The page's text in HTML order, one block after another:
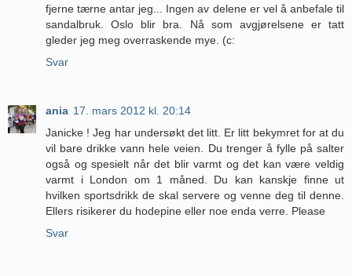
fjerne tærne antar jeg... Ingen av delene er vel å anbefale til
sandalbruk. Oslo blir bra. Nå som avgjørelsene er tatt
gleder jeg meg overraskende mye. (c:
Svar
ania 17. mars 2012 kl. 20:14
Janicke ! Jeg har undersøkt det litt. Er litt bekymret for at du
vil bare drikke vann hele veien. Du trenger å fylle på salter
også og spesielt når det blir varmt og det kan være veldig
varmt i London om 1 måned. Du kan kanskje finne ut
hvilken sportsdrikk de skal servere og venne deg til denne.
Ellers risikerer du hodepine eller noe enda verre. Please
Svar